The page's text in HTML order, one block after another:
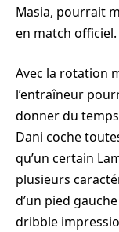
Masia, pourrait
en match officiel.
Avec la rotation
l’entraîneur
donner du
Dani coche
qu’un certain
plusieurs
d’un pied
dribble